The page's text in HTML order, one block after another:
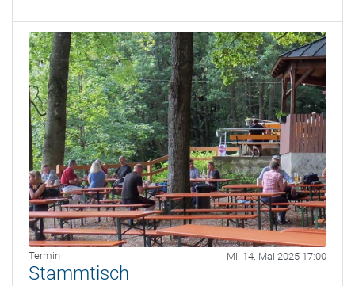
Termin Mi. 14. Mai 2025 17:00
Stammtisch